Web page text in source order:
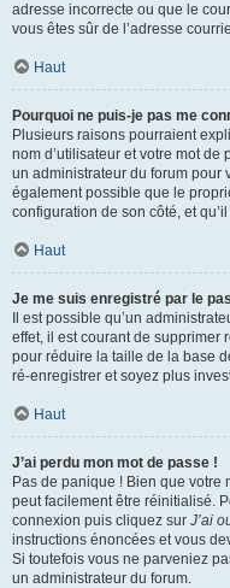
adresse incorrecte ou que le
vous êtes sûr de l’adresse
Haut
Pourquoi ne puis-je pas me
Plusieurs raisons pourraient
nom d’utilisateur et votre mot de
un administrateur du forum pour
également possible que le
configuration de son côté, et
Haut
Je me suis enregistré par le
Il est possible qu’un
effet, il est courant de supprimer
pour réduire la taille de la base
ré-enregistrer et soyez plus
Haut
J’ai perdu mon mot de passe !
Pas de panique ! Bien que votre
peut facilement être réinitialisé.
connexion puis cliquez sur J’ai
instructions énoncées et vous
Si toutefois vous ne parveniez
un administrateur du forum.